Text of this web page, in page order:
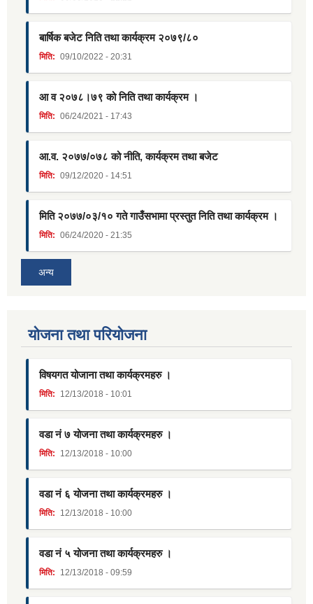
बार्षिक बजेट निति तथा कार्यक्रम २०७९/८०
मिति: 09/10/2022 - 20:31
आ व २०७८।७९ को निति तथा कार्यक्रम ।
मिति: 06/24/2021 - 17:43
आ.व. २०७७/०७८ को नीति, कार्यक्रम तथा बजेट
मिति: 09/12/2020 - 14:51
मिति २०७७/०३/१० गते गाउँसभामा प्रस्तुत निति तथा कार्यक्रम ।
मिति: 06/24/2020 - 21:35
अन्य
याेजना तथा परियाेजना
विषयगत योजाना तथा कार्यक्रमहरु ।
मिति: 12/13/2018 - 10:01
वडा नं ७ योजना तथा कार्यक्रमहरु ।
मिति: 12/13/2018 - 10:00
वडा नं ६ योजना तथा कार्यक्रमहरु ।
मिति: 12/13/2018 - 10:00
वडा नं ५ योजना तथा कार्यक्रमहरु ।
मिति: 12/13/2018 - 09:59